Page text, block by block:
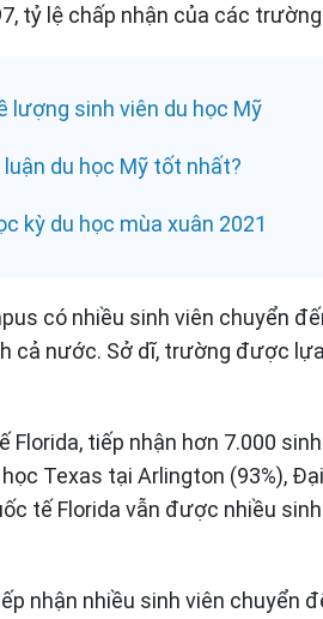
tỷ lệ chấp nhận của các trường
lượng sinh viên du học Mỹ
du học Mỹ tốt nhất?
kỳ du học mùa xuân 2021
có nhiều sinh viên chuyển
cả nước. Sở dĩ, trường được
Florida, tiếp nhận hơn 7.000
Texas tại Arlington (93%),
tế Florida vẫn được nhiều
nhận nhiều sinh viên chuyển